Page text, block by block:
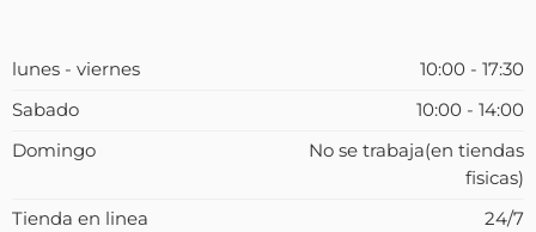
lunes - viernes
10:00 - 17:30
Sabado
10:00 - 14:00
Domingo
No se trabaja(en tiendas
fisicas)
Tienda en linea
24/7